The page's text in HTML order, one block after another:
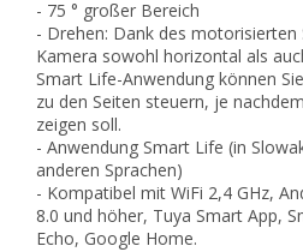
- 75 ° großer Bereich
- Drehen: Dank des motorisierten
Kamera sowohl horizontal als
Smart Life-Anwendung können
zu den Seiten steuern, je
zeigen soll.
- Anwendung Smart Life (in
anderen Sprachen)
- Kompatibel mit WiFi 2,4 GHz,
8.0 und höher, Tuya Smart App,
Echo, Google Home.